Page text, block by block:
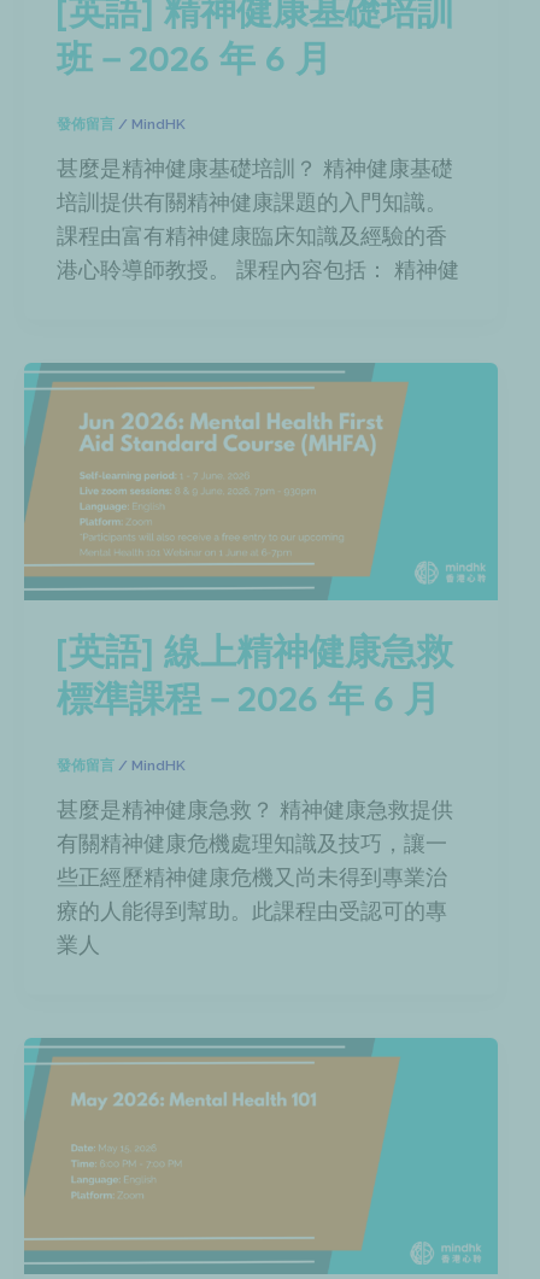
[英語] 精神健康基礎培訓
班－2026 年 6 月
發佈留言 / MindHK
甚麼是精神健康基礎培訓？ 精神健康基礎
培訓提供有關精神健康課題的入門知識。
課程由富有精神健康臨床知識及經驗的香
港心聆導師教授。 課程內容包括： 精神健
[英語] 線上精神健康急救
標準課程－2026 年 6 月
發佈留言 / MindHK
甚麼是精神健康急救？ 精神健康急救提供
有關精神健康危機處理知識及技巧，讓一
些正經歷精神健康危機又尚未得到專業治
療的人能得到幫助。此課程由受認可的專
業人